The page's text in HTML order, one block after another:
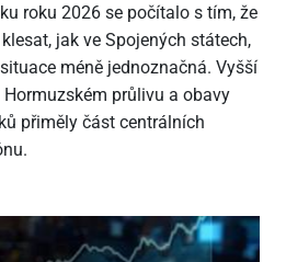
roku 2026 se počítalo s tím, že
jak ve Spojených státech,
méně jednoznačná. Vyšší
průlivu a obavy
přiměly část centrálních